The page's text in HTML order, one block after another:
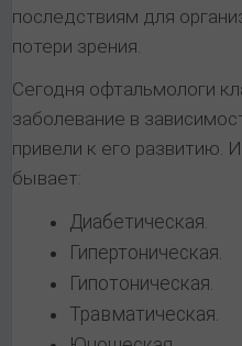
последствиям для
потери зрения.
Сегодня офтальмологи
заболевание в
привели к его развитию.
бывает:
Диабетическая.
Гипертоническая.
Гипотоническая.
Травматическая.